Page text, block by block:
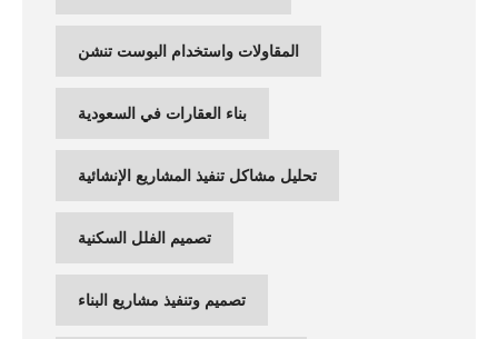
المقاولات واستخدام البوست تنشن
بناء العقارات في السعودية
تحليل مشاكل تنفيذ المشاريع الإنشائية
تصميم الفلل السكنية
تصميم وتنفيذ مشاريع البناء